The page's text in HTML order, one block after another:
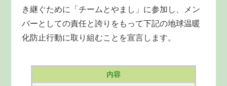
き継ぐために「チームとやまし」に参加し、メン
バーとしての責任と誇りをもって下記の地球温暖
化防止行動に取り組むことを宣言します。
内容